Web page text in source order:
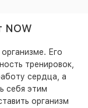
NOW
Его
тренировок,
сердца, а
себя этим
организм